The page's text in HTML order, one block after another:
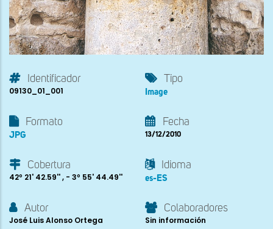
Identificador
09130_01_001
Tipo
Image
Formato
JPG
Fecha
13/12/2010
Cobertura
42º 21' 42.59'' , - 3º 55' 44.49''
Idioma
es-ES
Autor
José Luis Alonso Ortega
Colaboradores
Sin información